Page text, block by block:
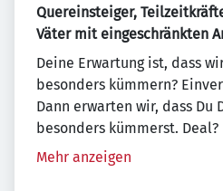
Quereinsteiger,
Väter mit eingeschränkten
Deine Erwartung ist, dass
besonders kümmern?
Dann erwarten wir, dass Du
besonders kümmerst. Deal?
Mehr anzeigen